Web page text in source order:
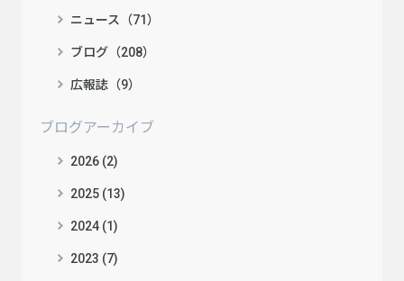
ニュース（71）
ブログ（208）
広報誌（9）
ブログアーカイブ
2026 (2)
2025 (13)
2024 (1)
2023 (7)